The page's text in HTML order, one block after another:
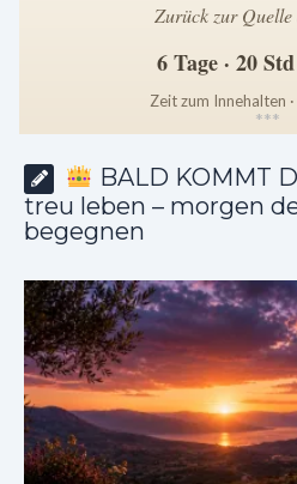
Zurück zur Quelle
6 Tage · 20
Zeit zum Innehalten
***
BALD KOMMT
treu leben – morgen
begegnen